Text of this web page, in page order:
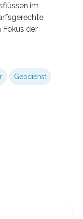
im
der
Geodienst